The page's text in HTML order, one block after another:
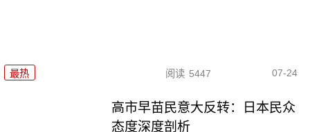
最热 阅读 5447 07-24
高市早苗民意大反转：日本民众
态度深度剖析